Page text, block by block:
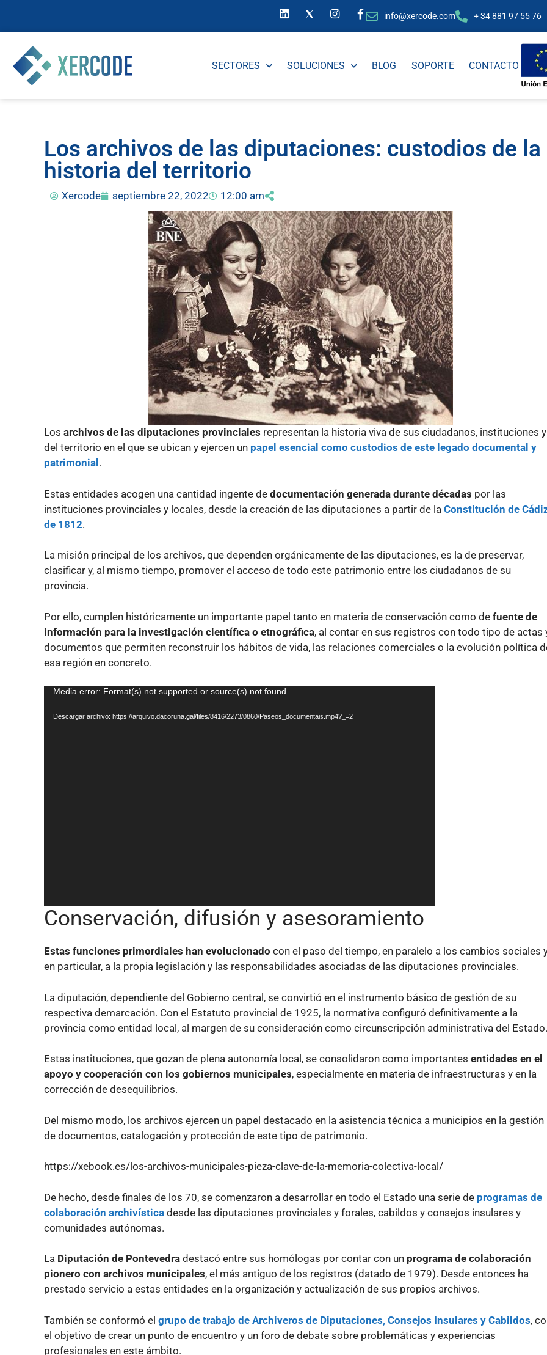
info@xercode.com + 34 881 97 55 76
SECTORES SOLUCIONES BLOG SOPORTE CONTACTO
Los archivos de las diputaciones: custodios de la
historia del territorio
Xercode septiembre 22, 2022 12:00 am
Los archivos de las diputaciones provinciales representan la historia viva de sus ciudadanos, instituciones y
del territorio en el que se ubican y ejercen un papel esencial como custodios de este legado documental y
patrimonial .
Estas entidades acogen una cantidad ingente de documentación generada durante décadas por las
instituciones provinciales y locales, desde la creación de las diputaciones a partir de la Constitución de
de 1812.
La misión principal de los archivos, que dependen orgánicamente de las diputaciones, es la de preservar,
clasificar y, al mismo tiempo, promover el acceso de todo este patrimonio entre los ciudadanos de su
provincia.
Por ello, cumplen históricamente un importante papel tanto en materia de conservación como de fuente de
información para la investigación científica o etnográfica, al contar en sus registros con todo tipo de actas
documentos que permiten reconstruir los hábitos de vida, las relaciones comerciales o la evolución política
esa región en concreto.
Reproductor
Media error: Format(s) not supported or source(s) not found
Descargar archivo: https://arquivo.dacoruna.gal/files/8416/2273/0860/Paseos_documentais.mp4?_=2
Conservación, difusión y asesoramiento
Estas funciones primordiales han evolucionado con el paso del tiempo, en paralelo a los cambios sociales
en particular, a la propia legislación y las responsabilidades asociadas de las diputaciones provinciales.
La diputación, dependiente del Gobierno central, se convirtió en el instrumento básico de gestión de su
respectiva demarcación. Con el Estatuto provincial de 1925, la normativa configuró definitivamente a la
provincia como entidad local, al margen de su consideración como circunscripción administrativa del Estado.
Estas instituciones, que gozan de plena autonomía local, se consolidaron como importantes entidades en el
apoyo y cooperación con los gobiernos municipales, especialmente en materia de infraestructuras y en la
corrección de desequilibrios.
Del mismo modo, los archivos ejercen un papel destacado en la asistencia técnica a municipios en la gestión
de documentos, catalogación y protección de este tipo de patrimonio.
https://xebook.es/los-archivos-municipales-pieza-clave-de-la-memoria-colectiva-local/
De hecho, desde finales de los 70, se comenzaron a desarrollar en todo el Estado una serie de programas de
colaboración archivística desde las diputaciones provinciales y forales, cabildos y consejos insulares y
comunidades autónomas.
La Diputación de Pontevedra destacó entre sus homólogas por contar con un programa de colaboración
pionero con archivos municipales, el más antiguo de los registros (datado de 1979). Desde entonces ha
prestado servicio a estas entidades en la organización y actualización de sus propios archivos.
También se conformó el grupo de trabajo de Archiveros de Diputaciones, Consejos Insulares y Cabildos,
el objetivo de crear un punto de encuentro y un foro de debate sobre problemáticas y experiencias
profesionales en este ámbito.